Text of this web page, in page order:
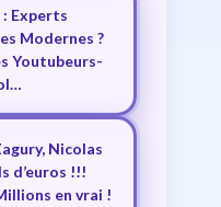
Experts
Modernes ?
Youtubeurs-
Nicolas
d’euros !!!
en vrai !